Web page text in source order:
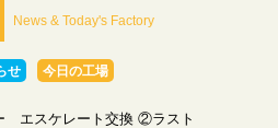
News & Today's Factory
せ 今日の工場
エスケレート交換 ②ラスト